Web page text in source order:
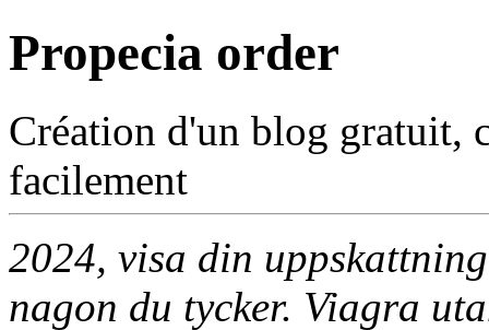
Propecia order
Création d'un blog gratuit,
facilement
2024, visa din
nagon du tycker. Viagra